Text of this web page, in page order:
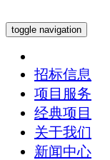
toggle navigation
招标信息
项目服务
经典项目
关于我们
新闻中心